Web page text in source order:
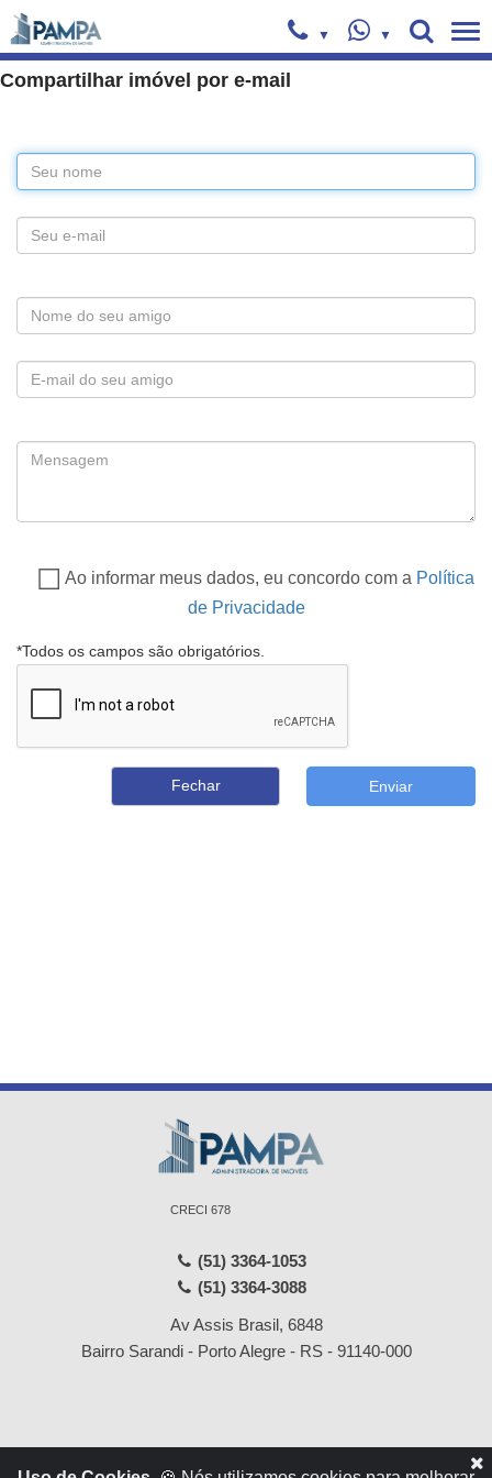
Compartilhar imóvel por e-mail
Ao informar meus dados, eu concordo com a Política
de Privacidade
*Todos os campos são obrigatórios.
Fechar
CRECI 678
(51) 3364-1053
(51) 3364-3088
Av Assis Brasil, 6848
Bairro Sarandi - Porto Alegre - RS - 91140-000